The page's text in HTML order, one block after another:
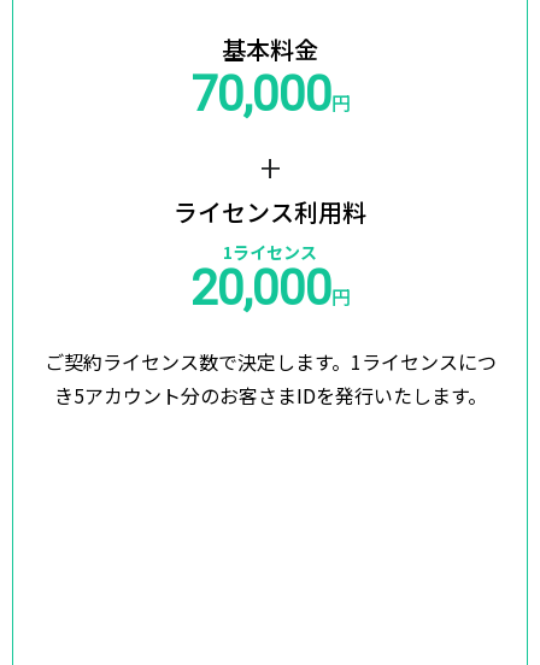
基本料金
70,000円
+
ライセンス利用料
1ライセンス
20,000円
ご契約ライセンス数で決定します。 1ライセンスにつ
き5アカウント分のお客さまIDを発行いたします。